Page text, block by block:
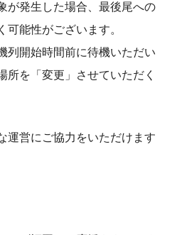
が発生した場合、最後尾への
可能性がございます。
列開始時間前に待機いただい
所を「変更」させていただく
運営にご協力をいただけます